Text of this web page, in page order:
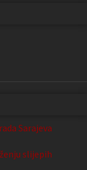
Sarajeva
slijepih